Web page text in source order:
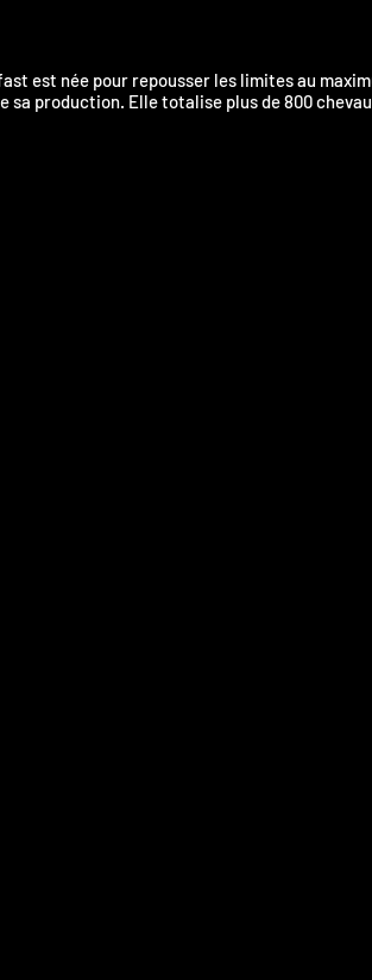
est née pour repousser les limites au
sa production. Elle totalise plus de 800